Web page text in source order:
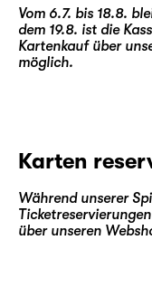
Vom 6.7. bis 18.8.
dem 19.8. ist die
Kartenkauf über
möglich.
Karten
Während unserer
über unseren